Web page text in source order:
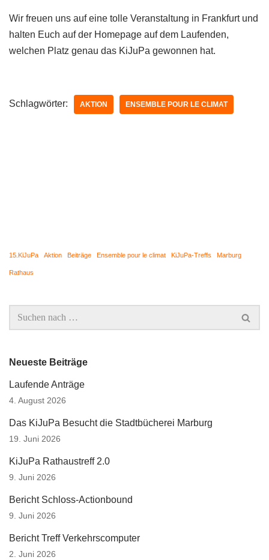
Wir freuen uns auf eine tolle Veranstaltung in Frankfurt und
halten Euch auf der Homepage auf dem Laufenden,
welchen Platz genau das KiJuPa gewonnen hat.
Schlagwörter: AKTION ENSEMBLE POUR LE CLIMAT
15.KiJuPa Aktion Beiträge Ensemble pour le climat KiJuPa-Treffs Marburg
Rathaus
Neueste Beiträge
Laufende Anträge
4. August 2026
Das KiJuPa Besucht die Stadtbücherei Marburg
19. Juni 2026
KiJuPa Rathaustreff 2.0
9. Juni 2026
Bericht Schloss-Actionbound
9. Juni 2026
Bericht Treff Verkehrscomputer
2. Juni 2026